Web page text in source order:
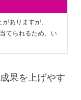
ありますが、
てられるため、い
果を上げやす